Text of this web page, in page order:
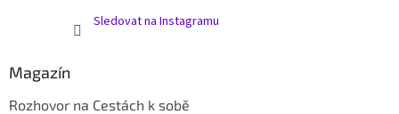
Sledovat na Instagramu
Magazín
Rozhovor na Cestách k sobě